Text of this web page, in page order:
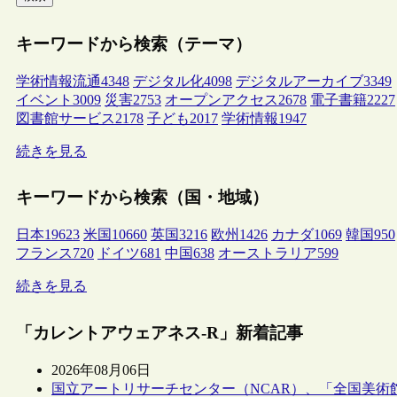
キーワードから検索（テーマ）
学術情報流通4348 デジタル化4098 デジタルアーカイブ3349
イベント 3009 災害2753 オープンアクセス2678 電子書籍2227
図書館サービス2178 子ども2017 学術情報1947
続きを見る
キーワードから検索（国・地域）
日本19623 米国 10660 英国3216 欧州 1426 カナダ1069 韓国950
フランス720 ドイツ681 中国638 オーストラリア599
続きを見る
「カレントアウェアネス-R」新着記事
2026年08月06日
国立アートリサーチセンター（NCAR）、「全国美術